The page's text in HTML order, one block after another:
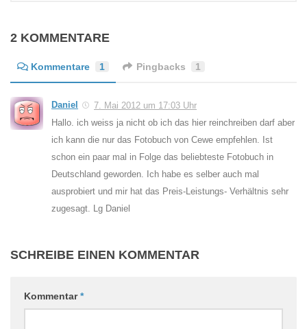
2 KOMMENTARE
Kommentare 1 Pingbacks 1
Daniel
7. Mai 2012 um 17:03 Uhr
Hallo. ich weiss ja nicht ob ich das hier reinchreiben darf aber
ich kann die nur das Fotobuch von Cewe empfehlen. Ist
schon ein paar mal in Folge das beliebteste Fotobuch in
Deutschland geworden. Ich habe es selber auch mal
ausprobiert und mir hat das Preis-Leistungs- Verhältnis sehr
zugesagt. Lg Daniel
SCHREIBE EINEN KOMMENTAR
Kommentar*